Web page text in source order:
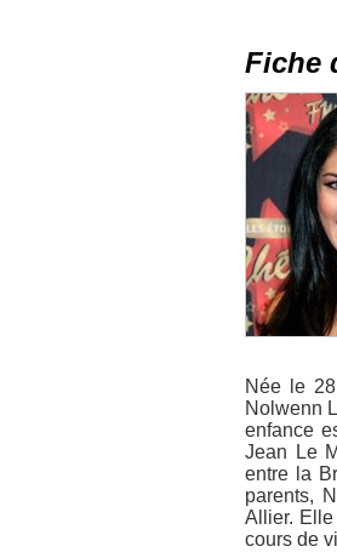
Fiche
Née le
Nolwenn
enfance
Jean Le
entre la
parents,
Allier.
cours de